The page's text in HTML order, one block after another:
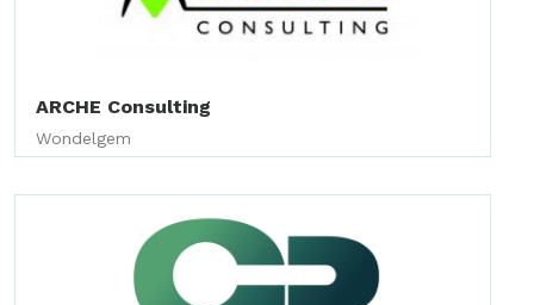
ARCHE Consulting
Wondelgem